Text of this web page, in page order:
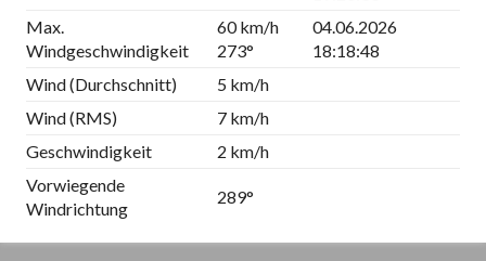
Max.
Windgeschwindigkeit
60 km/h
273°
04.06.2026
18:18:48
Wind (Durchschnitt)
5 km/h
Wind (RMS)
7 km/h
Geschwindigkeit
2 km/h
Vorwiegende
Windrichtung
289°